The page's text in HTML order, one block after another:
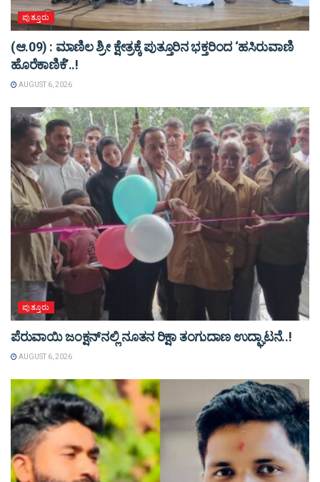
ಪುತ್ತೂರು
(ಆ.09) : ಮಾಣಿಲ ಶ್ರೀ ಕ್ಷೇತ್ರಕ್ಕೆ ಪುತ್ತೂರಿನ ಭಕ್ತರಿಂದ ‘ಹಸಿರುವಾಣಿ
ಹೊರೆಕಾಣಿಕೆ’..!
AUGUST 6, 2026
ಪುತ್ತೂರು
ಪೆರುವಾಯಿ ಜಂಕ್ಷನ್‌ನಲ್ಲಿ ನೂತನ ರಿಕ್ಷಾ ತಂಗುದಾಣ ಉದ್ಘಾಟನೆ..!
AUGUST 6, 2026